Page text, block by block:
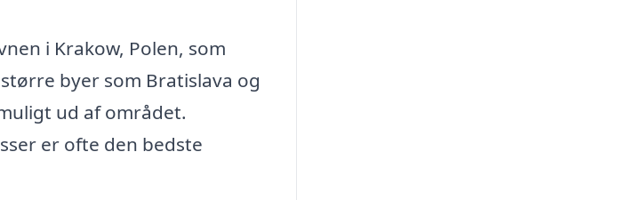
i Krakow, Polen, som
byer som Bratislava og
ud af området.
er ofte den bedste